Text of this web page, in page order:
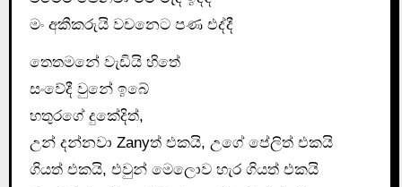
මං අකීකරුයි වචනෙට පණ එද්දී
තෙතමනේ වැඩියි හිතේ
සංවේදී වුනේ ඉබේ
හතුරගේ දුකේදිත්,
උන් දන්නවා Zanyත් එකයි, උගේ පේලිත් එකයි
ගියත් එකයි, එවුන් මෙලොව හැර ගියත් එකයි